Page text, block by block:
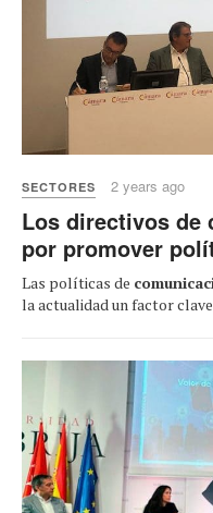
SECTORES 2 years ago
Los directivos de
por promover
Las políticas de
la actualidad un factor clave